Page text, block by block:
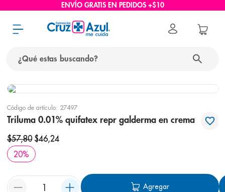
ENVÍO GRATIS EN PEDIDOS +$10
Código de artículo: 27497
Triluma 0.01% quifatex repr galderma en crema
$57,80 $46,24
20%
Agregar
términos más buscados
3. eucerin
nivea